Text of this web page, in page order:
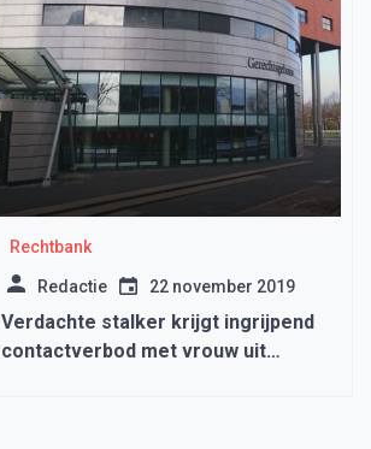
Rechtbank
Redactie 22 november 2019
Verdachte stalker krijgt ingrijpend
contactverbod met vrouw uit